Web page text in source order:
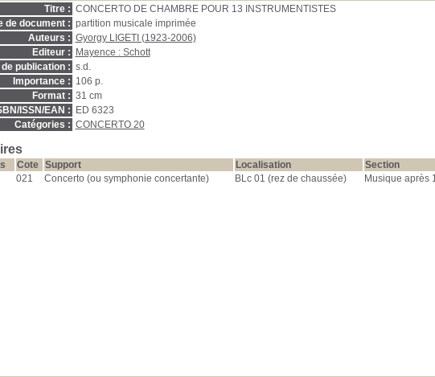
Titre : CONCERTO DE CHAMBRE POUR 13 INSTRUMENTISTES
de document : partition musicale imprimée
Auteurs : Gyorgy LIGETI (1923-2006)
Editeur :
Mayence : Schott
publication : s.d.
Importance : 106 p.
Format : 31 cm
ISSN/EAN :
ED 6323
Catégories : CONCERTO 20
Cote Support Localisation Section
021 Concerto (ou symphonie concertante) BLc 01 (rez de chaussée) Musique après